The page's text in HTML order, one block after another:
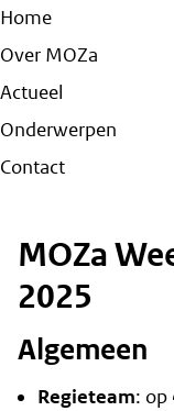
Home
Over MOZa
Actueel
Onderwerpen
Contact
MOZa
2025
Algemeen
Regieteam: op